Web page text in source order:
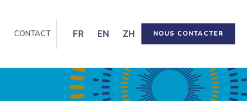
CONTACT FR EN ZH NOUS CONTACTER